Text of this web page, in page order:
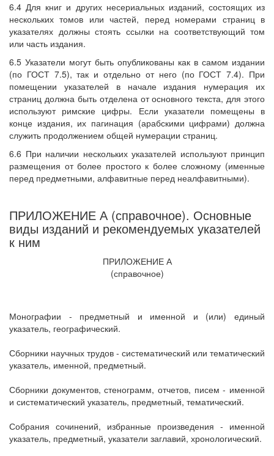
6.4 Для книг и других несериальных изданий, состоящих из
нескольких томов или частей, перед номерами страниц в
указателях должны стоять ссылки на соответствующий том
или часть издания.
6.5 Указатели могут быть опубликованы как в самом издании
(по ГОСТ 7.5), так и отдельно от него (по ГОСТ 7.4). При
помещении указателей в начале издания нумерация их
страниц должна быть отделена от основного текста, для этого
используют римские цифры. Если указатели помещены в
конце издания, их пагинация (арабскими цифрами) должна
служить продолжением общей нумерации страниц.
6.6 При наличии нескольких указателей используют принцип
размещения от более простого к более сложному (именные
перед предметными, алфавитные перед неалфавитными).
ПРИЛОЖЕНИЕ А (справочное). Основные
виды изданий и рекомендуемых указателей
к ним
ПРИЛОЖЕНИЕ А
(справочное)
Монографии - предметный и именной и (или) единый
указатель, географический.
Сборники научных трудов - систематический или тематический
указатель, именной, предметный.
Сборники документов, стенограмм, отчетов, писем - именной
и систематический указатель, предметный, тематический.
Собрания сочинений, избранные произведения - именной
указатель, предметный, указатели заглавий, хронологический.